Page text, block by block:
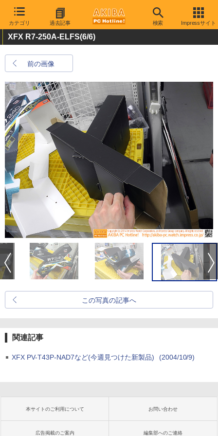
カテゴリ 過去記事 検索 Impressサイト
XFX R7-250A-ELFS(6/6)
前の画像
この写真の記事へ
関連記事
XFX PV-T43P-NAD7など(今週見つけた新製品) (2004/10/9)
本サイトのご利用について お問い合わせ
広告掲載のご案内 編集部へのご連絡